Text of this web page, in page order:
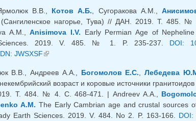
В.В., Котов А.Б. , Сугоракова А.М.,
(Сангиленское нагорье, Тува) // ДАН. 2019. Т. 485.
A.M.,Anisimova I.V. Early Permian Age of
2019. V. 485. № 1. P. 235-237. DOI:
ссылка)
JWSXSF(внешняя ссылка)
В.В., Андреев А.А., Богомолов Е.С. ,Лебедева
возраст и коровые источники
Т. 484. № 4. С. 468-471. | Andreev A.A.,
A.M. The Early Cambrian age and crustal sources
Earth Sciences. 2019. V. 484. No 2. P. 163-166. DOI: